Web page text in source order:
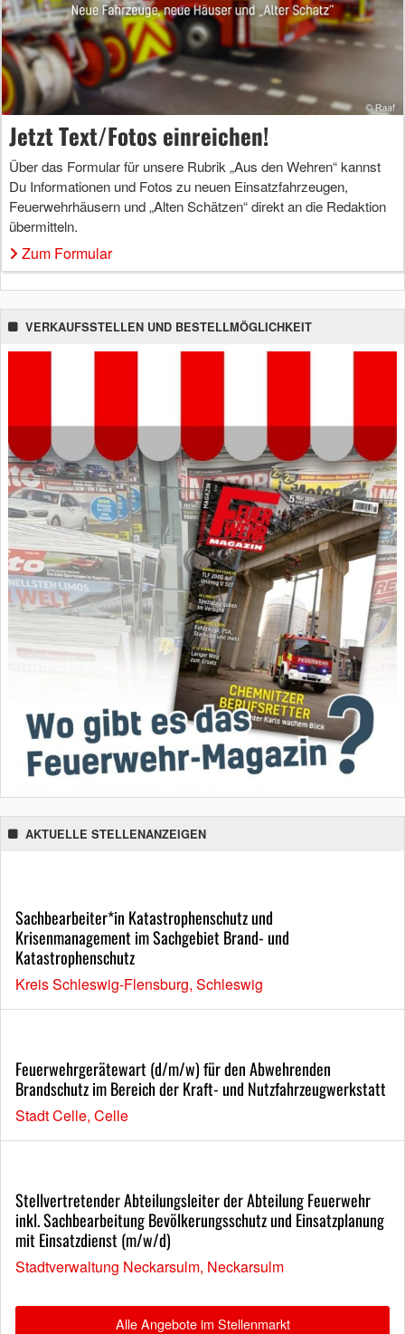
Jetzt Text/Fotos einreichen!
Über das Formular für unsere Rubrik „Aus den Wehren“ kannst
Du Informationen und Fotos zu neuen Einsatzfahrzeugen,
Feuerwehrhäusern und „Alten Schätzen“ direkt an die Redaktion
übermitteln.
Zum Formular
VERKAUFSSTELLEN UND BESTELLMÖGLICHKEIT
AKTUELLE STELLENANZEIGEN
Sachbearbeiter*in Katastrophenschutz und
Krisenmanagement im Sachgebiet Brand- und
Katastrophenschutz
Kreis Schleswig-Flensburg, Schleswig
Feuerwehrgerätewart (d/m/w) für den Abwehrenden
Brandschutz im Bereich der Kraft- und Nutzfahrzeugwerkstatt
Stadt Celle, Celle
Stellvertretender Abteilungsleiter der Abteilung Feuerwehr
inkl. Sachbearbeitung Bevölkerungsschutz und Einsatzplanung
mit Einsatzdienst (m/w/d)
Stadtverwaltung Neckarsulm, Neckarsulm
Alle Angebote im Stellenmarkt